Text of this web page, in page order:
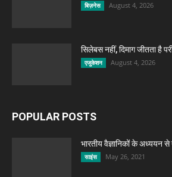
बिज़नेस August 4, 2026
सिलेबस नहीं, दिमाग जीतता है
एजुकेशन August 4, 2026
POPULAR POSTS
भारतीय वैज्ञानिकों के अध्ययन
साइंस May 26, 2021